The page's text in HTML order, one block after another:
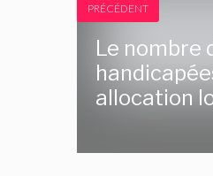
PRÉCÉDENT
Le nombre
allocation